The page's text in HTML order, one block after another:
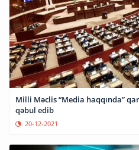
Milli Məclis “Media haqqında”
qəbul edib
20-12-2021